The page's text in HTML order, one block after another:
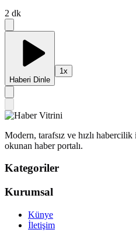
2 dk
Haberi Dinle
1x
Modern, tarafsız ve hızlı
okunan haber portalı.
Kategoriler
Kurumsal
Künye
İletişim